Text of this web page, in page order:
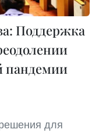
Поддержка
пандемии
для